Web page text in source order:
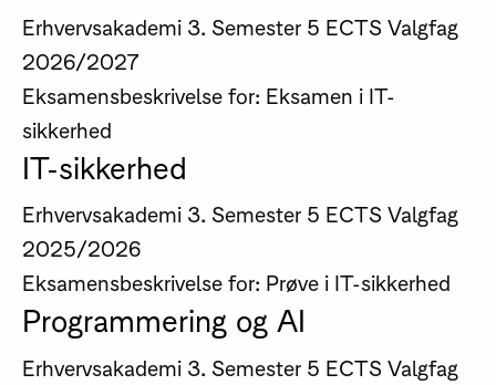
Erhvervsakademi 3. Semester 5 ECTS Valgfag
2026/2027
Eksamensbeskrivelse for: Eksamen i IT-
sikkerhed
IT-sikkerhed
Erhvervsakademi 3. Semester 5 ECTS Valgfag
2025/2026
Eksamensbeskrivelse for: Prøve i IT-sikkerhed
Programmering og AI
Erhvervsakademi 3. Semester 5 ECTS Valgfag